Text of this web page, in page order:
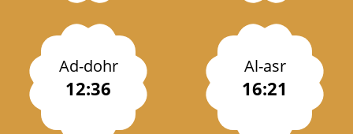
Ad-dohr
12:36
Al-asr
16:21